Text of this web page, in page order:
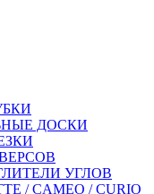
ДОСКИ
УГЛОВ
/ CAMEO / CURIO